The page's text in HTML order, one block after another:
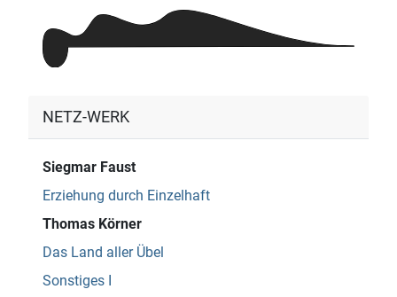
NETZ-WERK
Siegmar Faust
Erziehung durch Einzelhaft
Thomas Körner
Das Land aller Übel
Sonstiges I